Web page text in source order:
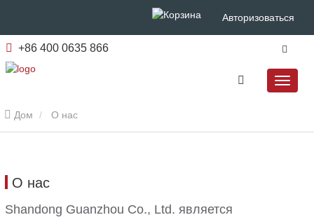
Авторизоваться
+86 400 0635 866
Дом О нас
О нас
Shandong Guanzhou Co., Ltd. является